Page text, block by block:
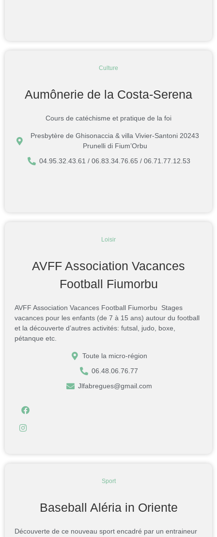
Culture
Aumônerie de la Costa-Serena
Cours de catéchisme et pratique de la foi
Presbytère de Ghisonaccia & villa Vivier-Santoni 20243
Prunelli di Fium’Orbu
04.95.32.43.61 / 06.83.34.76.65 / 06.71.77.12.53
Loisir
AVFF Association Vacances
Football Fiumorbu
AVFF Association Vacances Football Fiumorbu Stages
vacances pour les enfants (de 7 à 15 ans) autour du football
et la découverte d’autres activités: futsal, judo, boxe,
pétanque etc.
Toute la micro-région
06.48.06.76.77
Jlfabregues@gmail.com
Sport
Baseball Aléria in Oriente
Découverte de ce nouveau sport encadré par un entraineur